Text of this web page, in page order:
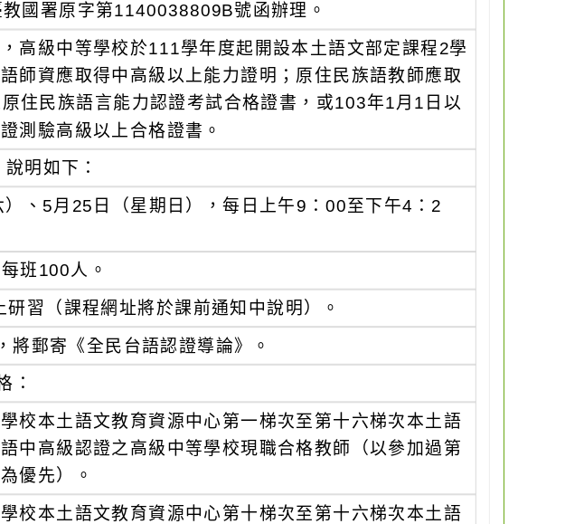
國署原字第1140038809B號函辦理。
高級中等學校於111學年度起開設本土語文部定課程2學
師資應取得中高級以上能力證明；原住民族語教師應取
住民族語言能力認證考試合格證書，或103年1月1日以
測驗高級以上合格證書。
明如下：
、5月25日（星期日），每日上午9：00至下午4：2
班100人。
習（課程網址將於課前通知中說明）。
將郵寄《全民台語認證導論》。
：
校本土語文教育資源中心第一梯次至第十六梯次本土語
中高級認證之高級中等學校現職合格教師（以參加過第
優先）。
校本土語文教育資源中心第十梯次至第十六梯次本土語